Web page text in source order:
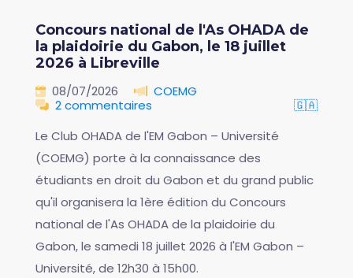
Concours national de l'As OHADA de
la plaidoirie du Gabon, le 18 juillet
2026 à Libreville
08/07/2026
COEMG
2 commentaires
🇬🇦
Le Club OHADA de l'EM Gabon – Université
(COEMG) porte à la connaissance des
étudiants en droit du Gabon et du grand public
qu'il organisera la 1ère édition du Concours
national de l'As OHADA de la plaidoirie du
Gabon, le samedi 18 juillet 2026 à l'EM Gabon –
Université, de 12h30 à 15h00.